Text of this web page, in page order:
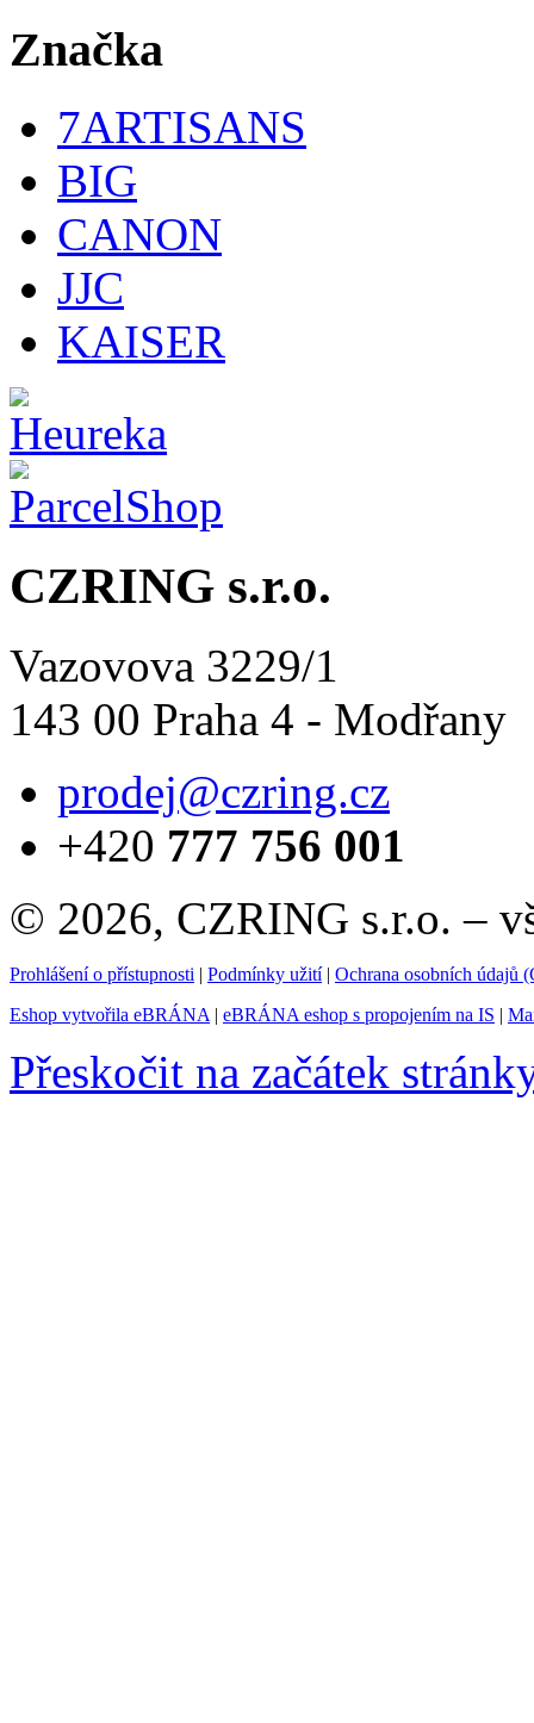
Značka
7ARTISANS
BIG
CANON
JJC
KAISER
CZRING s.r.o.
Vazovova 3229/1
143 00 Praha 4 - Modřany
prodej@czring.cz
+420 777 756 001
© 2026, CZRING s.r.o. –
Prohlášení o přístupnosti | Podmínky užití| Ochrana osobních údajů
Eshop vytvořila eBRÁNA | eBRÁNA eshop s propojením na IS |
Přeskočit na začátek